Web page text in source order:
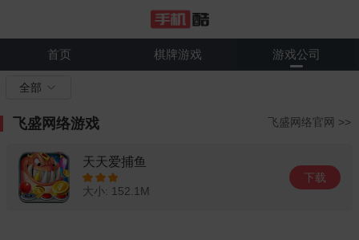
首页 棋牌游戏 游戏公司
全部
飞盛网络游戏 飞盛网络官网 >>
天天爱捕鱼
大小: 152.1M
下载